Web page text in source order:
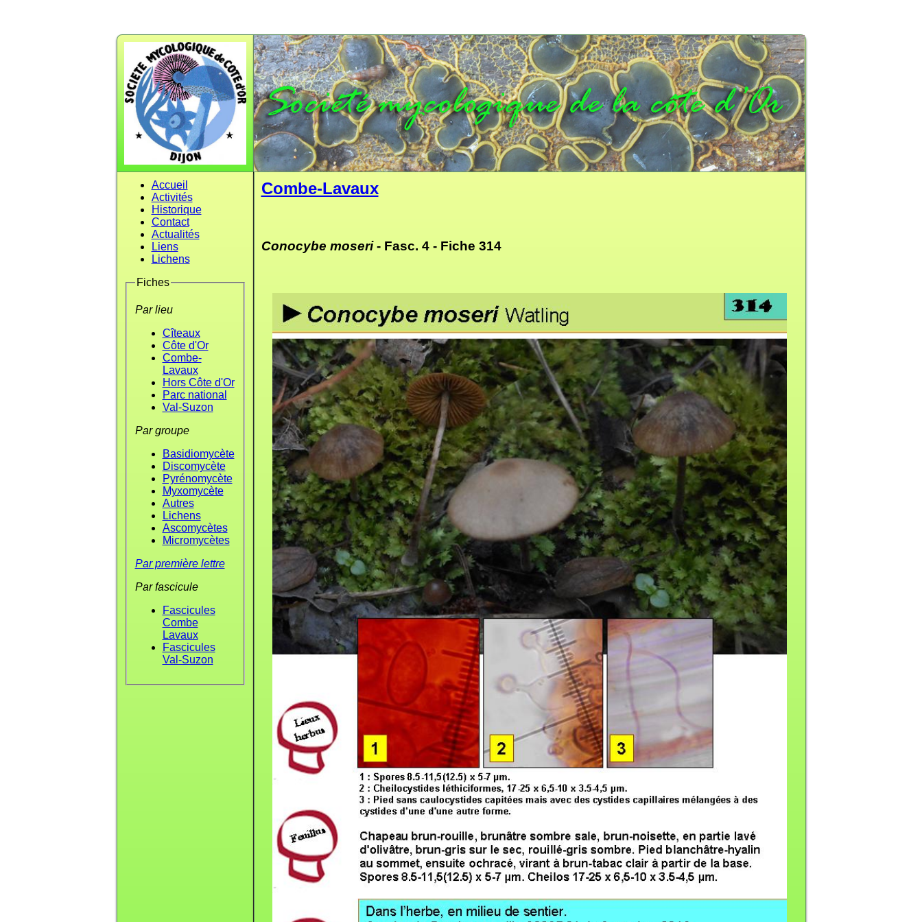
Accueil
Activités
Historique
Contact
Actualités
Liens
Lichens
Fiches
Par lieu
Cîteaux
Côte d'Or
Combe-
Lavaux
Hors Côte d'Or
Parc national
Val-Suzon
Par groupe
Basidiomycète
Discomycète
Pyrénomycète
Myxomycète
Autres
Lichens
Ascomycètes
Micromycètes
Par première lettre
Par fascicule
Fascicules
Combe
Lavaux
Fascicules
Val-Suzon
Combe-Lavaux
Conocybe moseri - Fasc. 4 - Fiche 314